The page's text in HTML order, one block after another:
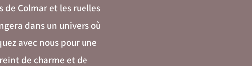
de Colmar et les ruelles
dans un univers où
avec nous pour une
de charme et de